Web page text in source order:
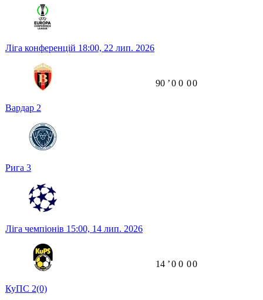
Ліга конференцій 18:00, 22 лип. 2026
Вардар 2
Рига 3
90 ʼ0 0 00
Ліга чемпіонів 15:00, 14 лип. 2026
КуПС 2(0)
14 ʼ0 0 00